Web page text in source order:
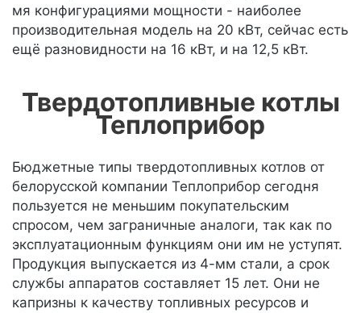
мя конфигурациями мощности - наиболее
производительная модель на 20 кВт, сейчас есть
ещё разновидности на 16 кВт, и на 12,5 кВт.
Твердотопливные котлы
Теплоприбор
Бюджетные типы твердотопливных котлов от
белорусской компании Теплоприбор сегодня
пользуется не меньшим покупательским
спросом, чем заграничные аналоги, так как по
эксплуатационным функциям они им не уступят.
Продукция выпускается из 4-мм стали, а срок
службы аппаратов составляет 15 лет. Они не
капризны к качеству топливных ресурсов и